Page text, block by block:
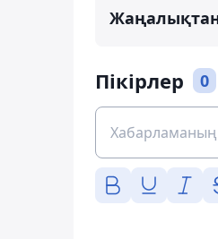
Пікірлер 0